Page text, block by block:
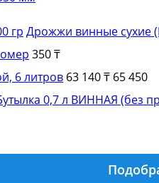
Дрожжи винные сухие
350 ₸
6 литров 63 140 ₸ 65 450
0,7 л ВИННАЯ (без